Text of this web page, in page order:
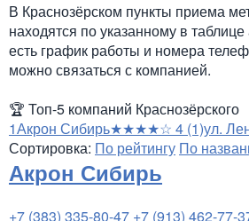
В Краснозёрском пункты приема
находятся по указанному в
есть график работы и номера
можно связаться с компанией.
🏆 Топ-5 компаний Краснозёрского
1Акрон Сибирь★★★★☆ 4 (1)ул.
Сортировка: По рейтингу По
Акрон Сибирь
+7 (383) 335-80-47 +7 (913) 462-77-